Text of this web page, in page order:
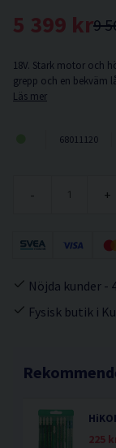
9
5 399 kr
18V. Stark motor och
grepp och en bekväm
Läs mer
68011120
- +
Nöjda kunder -
Fysisk butik i
225